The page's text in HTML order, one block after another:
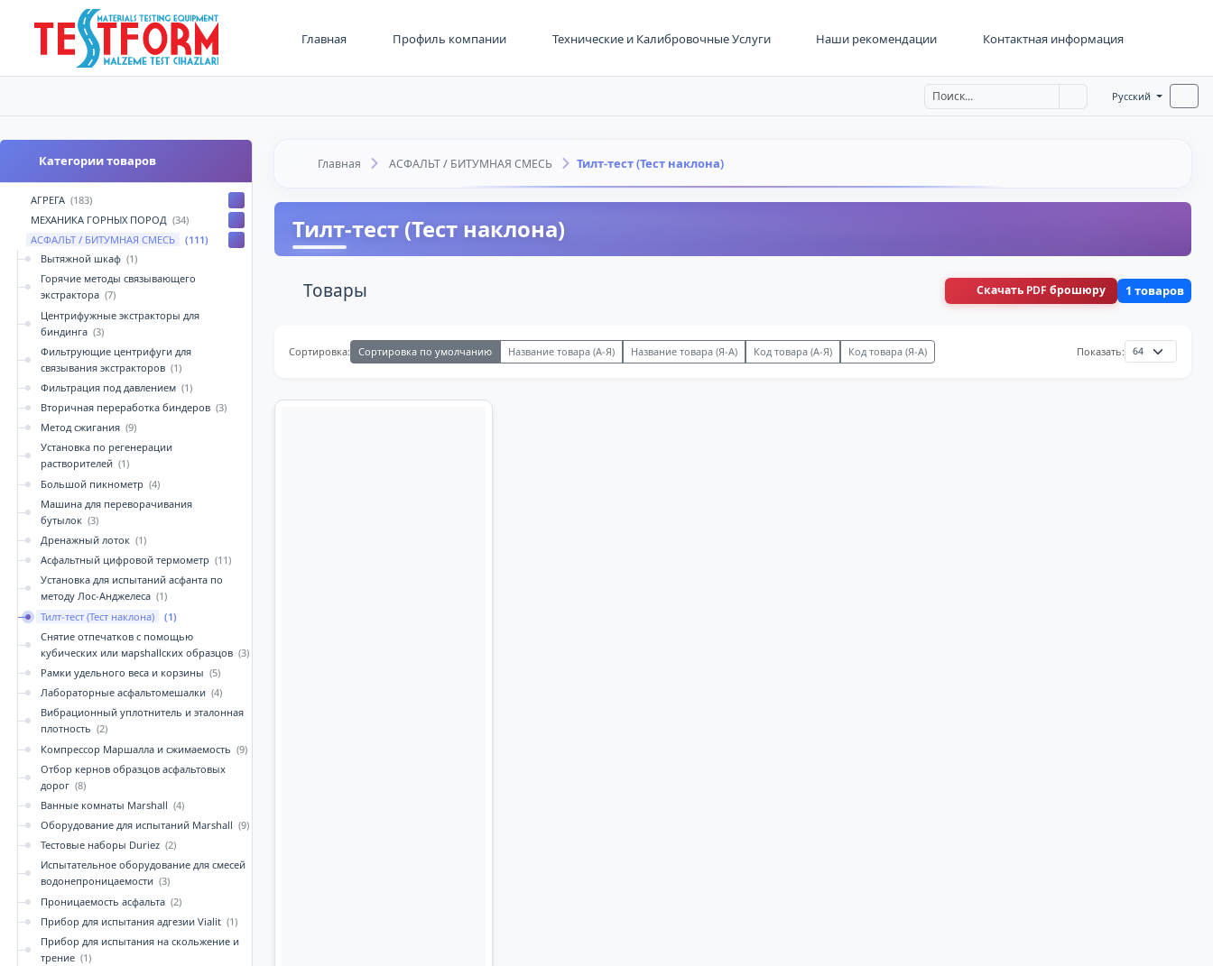
Главная Профиль компании Технические и Калибровочные Услуги Наши рекомендации Контактная информация
Русский
Категории товаров
АГРЕГА (183)
МЕХАНИКА ГОРНЫХ ПОРОД (34)
АСФАЛЬТ / БИТУМНАЯ СМЕСЬ
(111)
Вытяжной шкаф (1)
Горячие методы связывающего
экстрактора (7)
Центрифужные экстракторы для
биндинга (3)
Фильтрующие центрифуги для
связывания экстракторов (1)
Фильтрация под давлением (1)
Вторичная переработка биндеров (3)
Метод сжигания (9)
Установка по регенерации
растворителей (1)
Большой пикнометр (4)
Машина для переворачивания
бутылок (3)
Дренажный лоток (1)
Асфальтный цифровой термометр (11)
Установка для испытаний асфанта по
методу Лос-Анджелеса (1)
Тилт-тест (Тест наклона)
(1)
Снятие отпечатков с помощью
кубических или марshallских образцов (3)
Рамки удельного веса и корзины (5)
Лабораторные асфальтомешалки (4)
Вибрационный уплотнитель и эталонная
плотность (2)
Компрессор Маршалла и сжимаемость (9)
Отбор кернов образцов асфальтовых
дорог (8)
Ванные комнаты Marshall (4)
Оборудование для испытаний Marshall (9)
Тестовые наборы Duriez (2)
Испытательное оборудование для смесей
водонепроницаемости (3)
Проницаемость асфальта (2)
Прибор для испытания адгезии Vialit (1)
Прибор для испытания на скольжение и
трение (1)
Главная АСФАЛЬТ / БИТУМНАЯ СМЕСЬ Тилт-тест (Тест наклона)
Тилт-тест (Тест наклона)
Товары Скачать PDF брошюру 1 товаров
Сортировка: Сортировка по умолчанию Название товара (А-Я) Название товара (Я-А) Код товара (А-Я) Код товара (Я-А) Показать: